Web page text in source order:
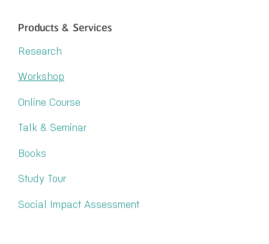
Products & Services
Research
Workshop
Online Course
Talk & Seminar
Books
Study Tour
Social Impact Assessment